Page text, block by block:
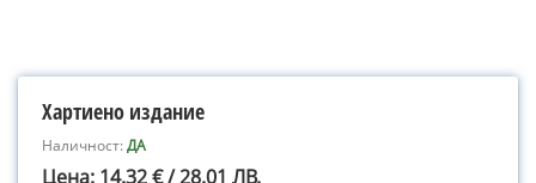
Хартиено издание
Наличност:ДА
Цена: 14.32 € / 28.01 ЛВ.